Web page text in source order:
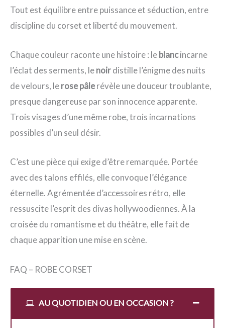
Tout est équilibre entre puissance et séduction, entre
discipline du corset et liberté du mouvement.
Chaque couleur raconte une histoire : leblancincarne
l’éclat des serments, lenoirdistille l’énigme des nuits
de velours, lerose pâlerévèle une douceur troublante,
presque dangereuse par son innocence apparente.
Trois visages d’une même robe, trois incarnations
possibles d’un seul désir.
C’est une pièce qui exige d’être remarquée. Portée
avec des talons effilés, elle convoque l’élégance
éternelle. Agrémentée d’accessoires rétro, elle
ressuscite l’esprit des divas hollywoodiennes. À la
croisée du romantisme et du théâtre, elle fait de
chaque apparition une mise en scène.
FAQ – ROBE CORSET
AU QUOTIDIEN OU EN OCCASION ?